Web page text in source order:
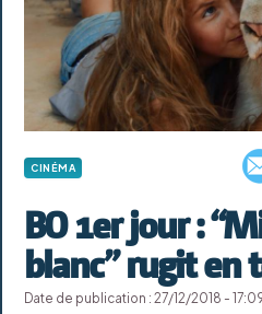
CINÉMA
BO 1er jour :
blanc” rugit en
Date de publication : 27/12/2018 -